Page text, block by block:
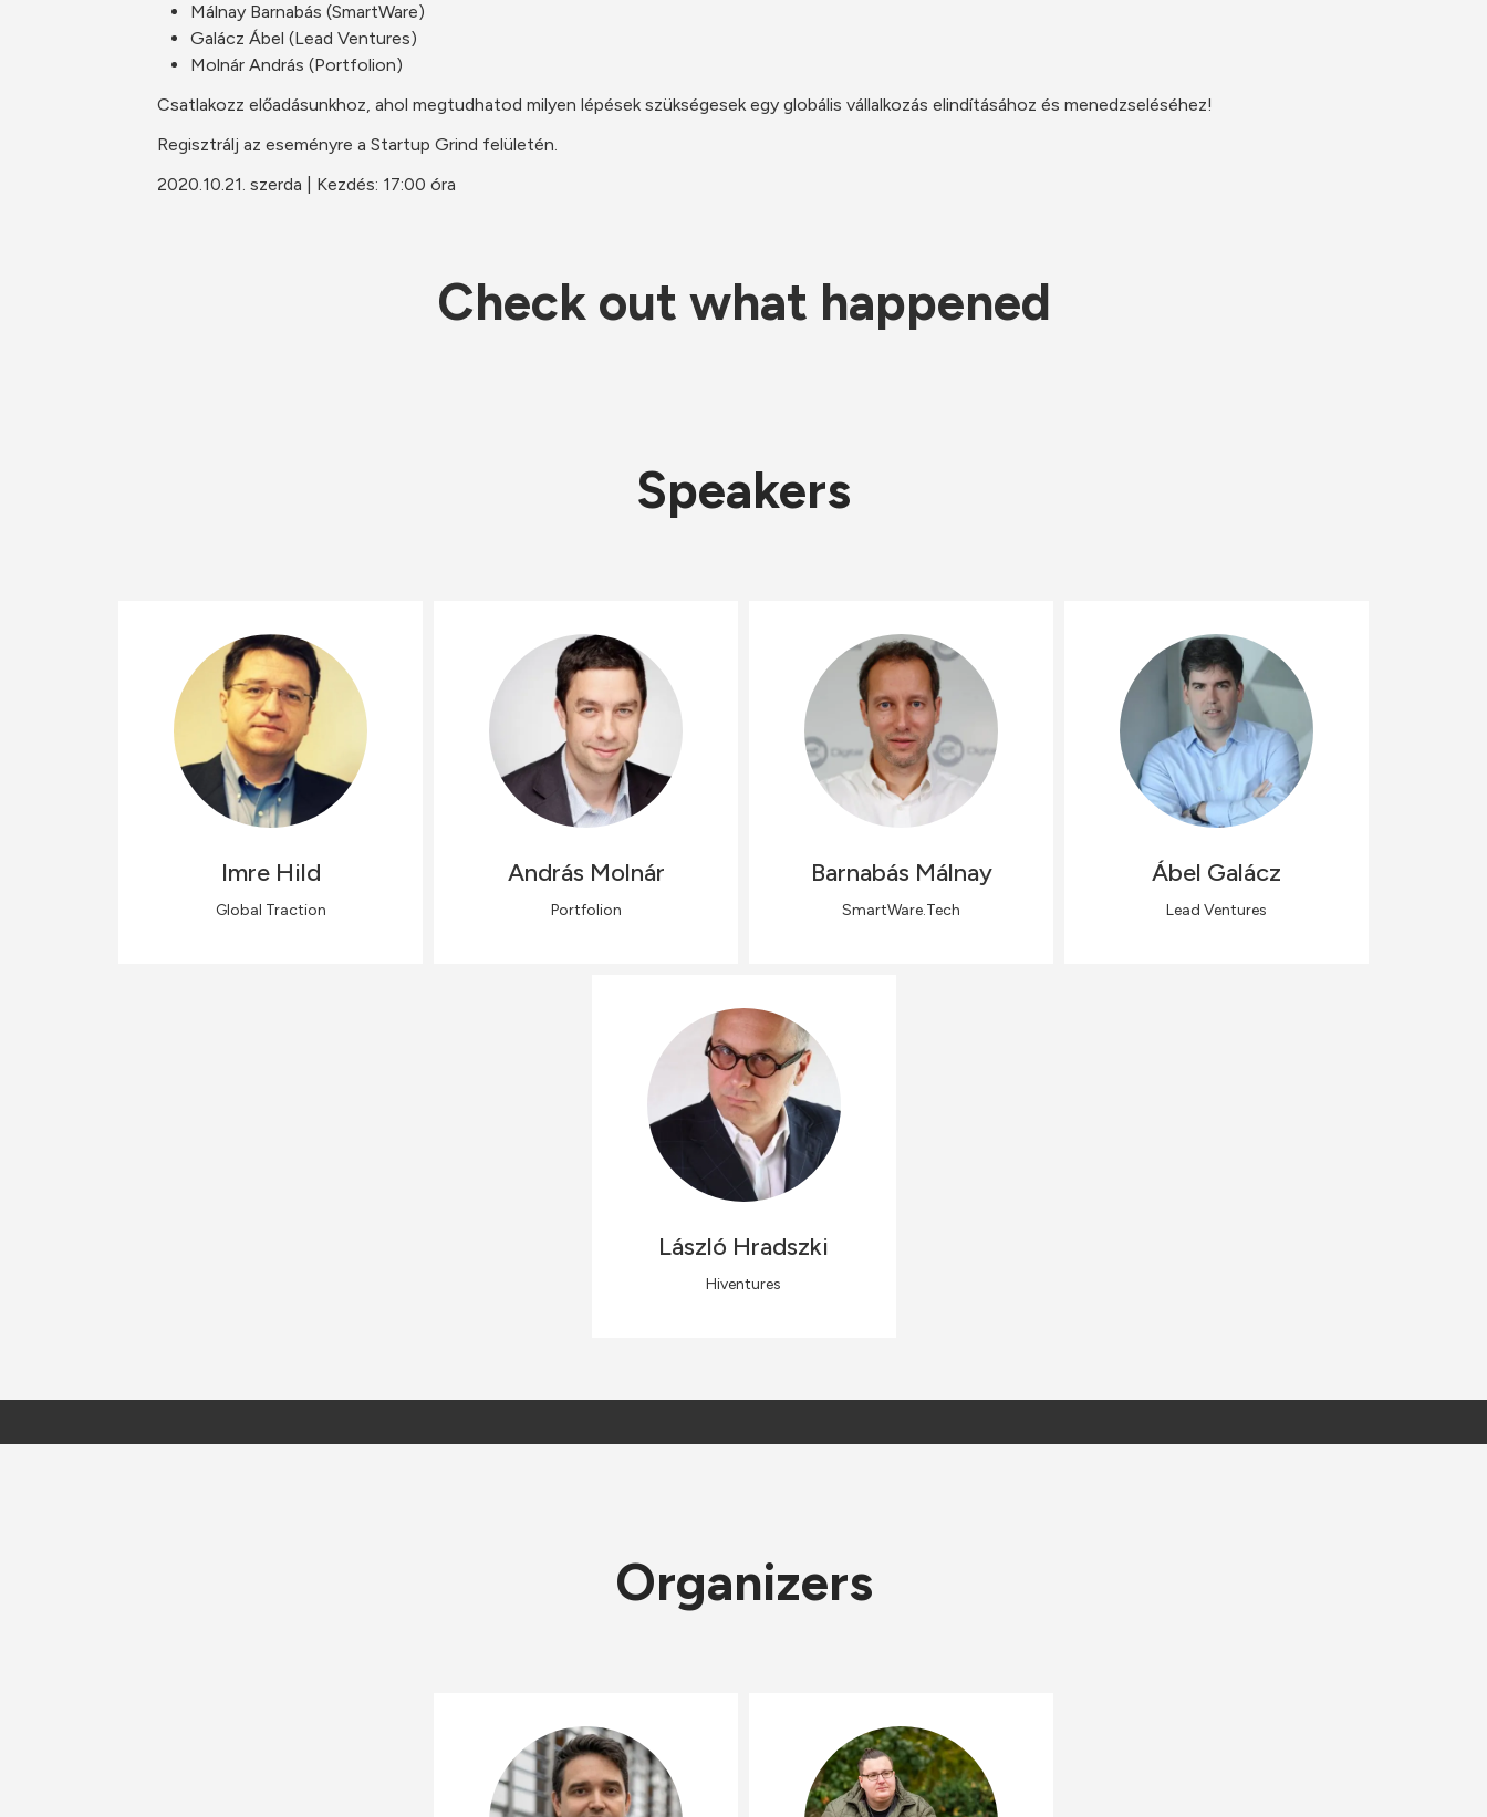
Málnay Barnabás (SmartWare)
Galácz Ábel (Lead Ventures)
Molnár András (Portfolion)
Csatlakozz előadásunkhoz, ahol megtudhatod milyen lépések szükségesek egy globális vállalkozás elindításához és menedzseléséhez!
Regisztrálj az eseményre a Startup Grind felületén.
2020.10.21. szerda | Kezdés: 17:00 óra
Check out what happened
Speakers
Imre Hild
Global Traction
András Molnár
Portfolion
Barnabás Málnay
SmartWare.Tech
Ábel Galácz
Lead Ventures
László Hradszki
Hiventures
Organizers